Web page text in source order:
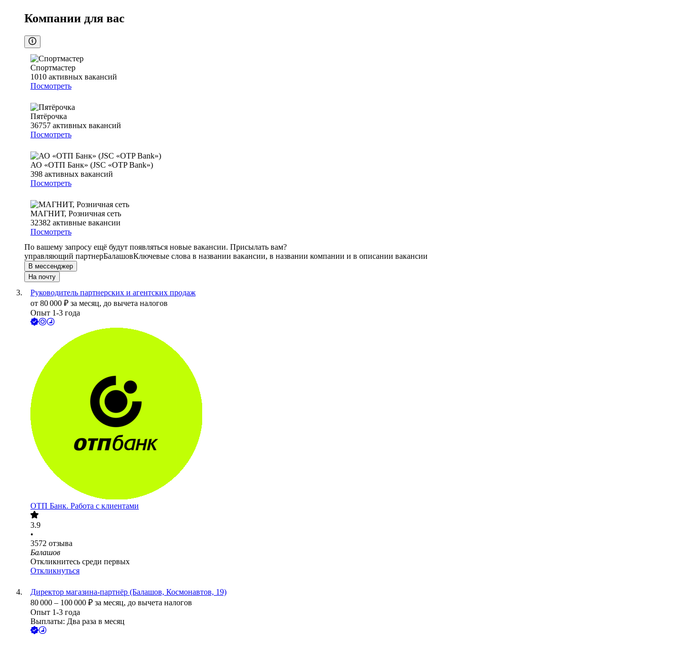
Компании для вас
Спортмастер
1010 активных вакансий
Посмотреть
Пятёрочка
36757 активных вакансий
Посмотреть
АО «ОТП Банк» (JSC «OTP Bank»)
398 активных вакансий
Посмотреть
МАГНИТ, Розничная сеть
32382 активные вакансии
Посмотреть
По вашему запросу ещё будут появляться новые вакансии. Присылать вам?
управляющий партнерБалашовКлючевые слова в названии вакансии, в названии компании и в описании вакансии
В мессенджер
На почту
Руководитель партнерских и агентских продаж
от 80 000 ₽ за месяц, до вычета налогов
Опыт 1-3 года
ОТП Банк. Работа с клиентами
3.9
•
3572 отзыва
Балашов
Откликнитесь среди первых
Откликнуться
Директор магазина-партнёр (Балашов, Космонавтов, 19)
80 000 – 100 000 ₽ за месяц, до вычета налогов
Опыт 1-3 года
Выплаты: Два раза в месяц